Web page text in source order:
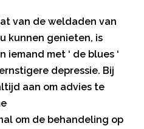
van de weldaden van
kunnen genieten, is
iemand met ‘ de blues ‘
depressie. Bij
aan om advies te
om de behandeling op